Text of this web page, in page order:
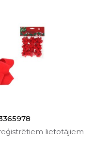
lietotājiem